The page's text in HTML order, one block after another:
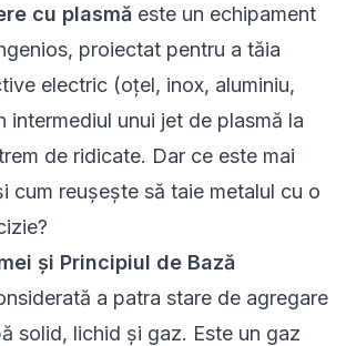
cu plasmă este un echipament
proiectat pentru a tăia
electric (oțel, inox, aluminiu,
intermediul unui jet de plasmă la
de ridicate. Dar ce este mai
cum reușește să taie metalul cu o
și Principiul de Bază
a patra stare de agregare
solid, lichid și gaz. Este un gaz